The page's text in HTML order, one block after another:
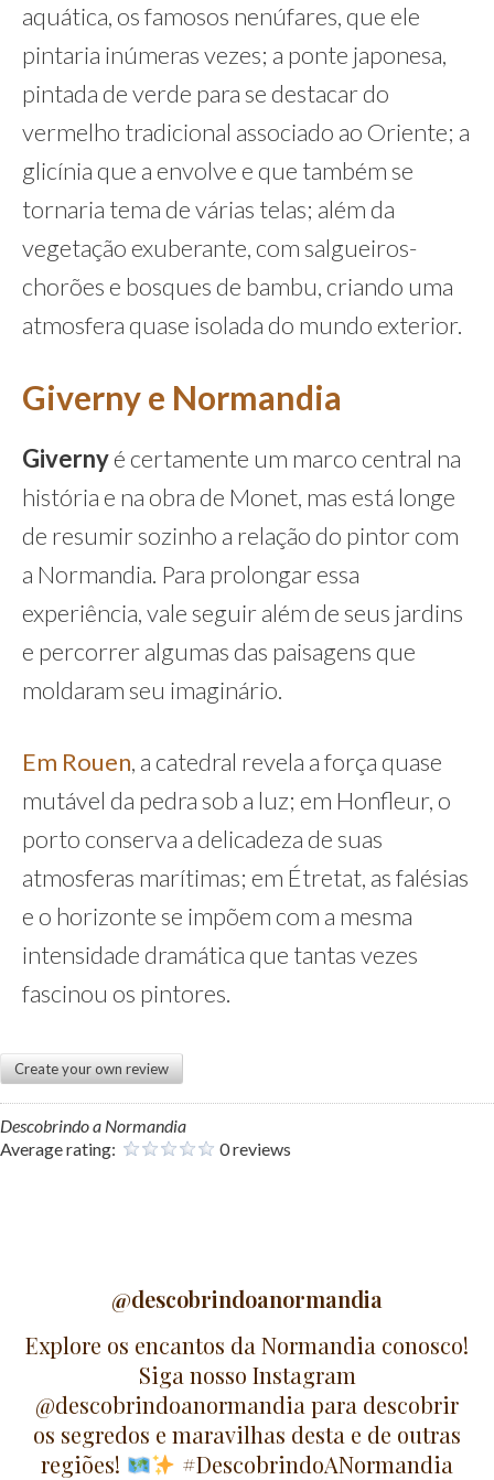
aquática, os famosos nenúfares, que ele
pintaria inúmeras vezes; a ponte japonesa,
pintada de verde para se destacar do
vermelho tradicional associado ao Oriente; a
glicínia que a envolve e que também se
tornaria tema de várias telas; além da
vegetação exuberante, com salgueiros-
chorões e bosques de bambu, criando uma
atmosfera quase isolada do mundo exterior.
Givernye Normandia
Givernyé certamente um marco central na
história e na obra de Monet, mas está longe
de resumir sozinho a relação do pintor com
a Normandia. Para prolongar essa
experiência, vale seguir além de seus jardins
e percorrer algumas das paisagens que
moldaram seu imaginário.
Em Rouen, a catedral revela a força quase
mutável da pedra sob a luz; em Honfleur, o
porto conserva a delicadeza de suas
atmosferas marítimas; em Étretat, as falésias
e o horizonte se impõem com a mesma
intensidade dramática que tantas vezes
fascinou os pintores.
Create your own review
Descobrindo a Normandia
Average rating:
0 reviews
@descobrindoanormandia
Explore os encantos da Normandia conosco!
Siga nosso Instagram
@descobrindoanormandia para descobrir
os segredos e maravilhas desta e de outras
regiões!
#DescobrindoANormandia